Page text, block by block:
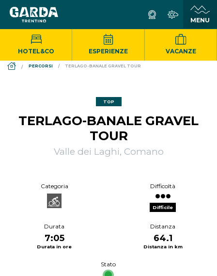
HOTEL&CO ESPERIENZE VACANZE
DS_BREADCRUMB.HOME
PERCORSI TERLAGO-BANALE GRAVEL TOUR
TOP
TERLAGO-BANALE GRAVEL
TOUR
Valle dei Laghi, Comano
Categoria Difficoltà
Difficile
Durata
7:05
Durata in ore
Distanza
64.1
Distanza in km
Stato